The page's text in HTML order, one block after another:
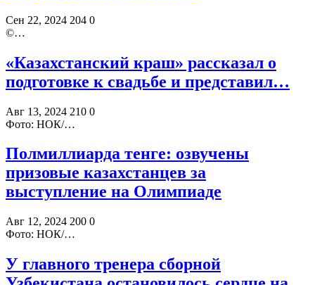
Сен 22, 2024 204 0
©️…
«Казахстанский краш» рассказал о
подготовке к свадьбе и представил…
Авг 13, 2024 210 0
Фото: НОК/…
Полмиллиарда тенге: озвучены
призовые казахстанцев за
выступление на Олимпиаде
Авг 12, 2024 200 0
Фото: НОК/…
У главного тренера сборной